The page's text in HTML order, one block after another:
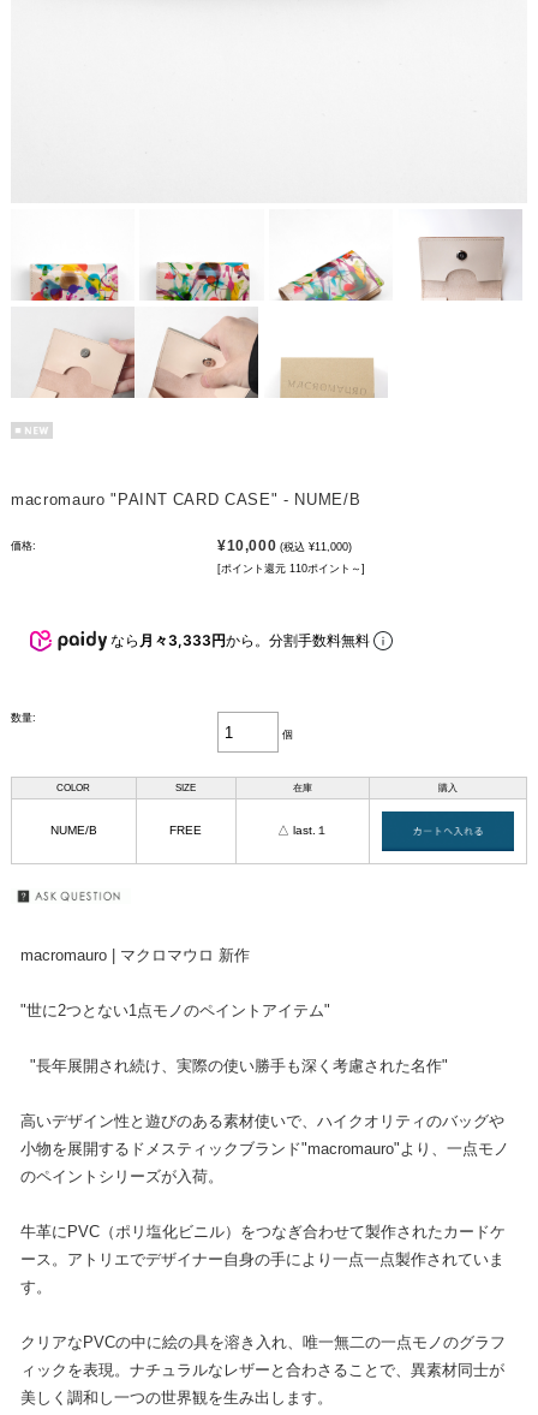
macromauro "PAINT CARD CASE" - NUME/B
価格: ¥10,000 (税込 ¥11,000)
[ポイント還元 110ポイント～]
なら 月々3,333円から。分割手数料無料
数量:
個
COLOR SIZE 在庫 購入
NUME/B FREE △ last.１
macromauro | マクロマウロ 新作
"世に2つとない1点モノのペイントアイテム"
"長年展開され続け、実際の使い勝手も深く考慮された名作"
高いデザイン性と遊びのある素材使いで、ハイクオリティのバッグや
小物を展開するドメスティックブランド"macromauro"より、一点モノ
のペイントシリーズが入荷。
牛革にPVC（ポリ塩化ビニル）をつなぎ合わせて製作されたカードケ
ース。アトリエでデザイナー自身の手により一点一点製作されていま
す。
クリアなPVCの中に絵の具を溶き入れ、唯一無二の一点モノのグラフ
ィックを表現。ナチュラルなレザーと合わさることで、異素材同士が
美しく調和し一つの世界観を生み出します。